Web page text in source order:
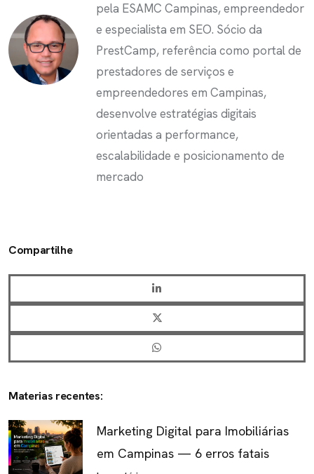
pela ESAMC Campinas, empreendedor
e especialista em SEO. Sócio da
PrestCamp, referência como portal de
prestadores de serviços e
empreendedores em Campinas,
desenvolve estratégias digitais
orientadas a performance,
escalabilidade e posicionamento de
mercado
Compartilhe
Materias recentes:
Marketing Digital para Imobiliárias
em Campinas — 6 erros fatais